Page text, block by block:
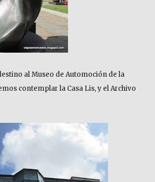
al Museo de Automoción de la
contemplar la Casa Lis, y el Archivo